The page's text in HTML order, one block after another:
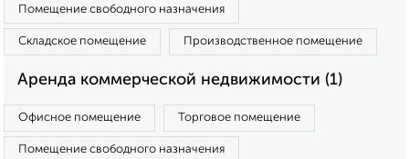
Помещение свободного назначения
Складское помещение Производственное помещение
Аренда коммерческой недвижимости (1)
Офисное помещение Торговое помещение
Помещение свободного назначения